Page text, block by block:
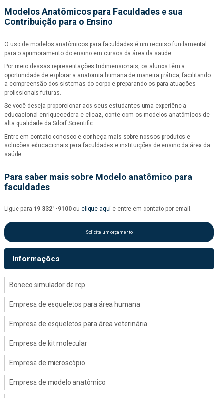
Modelos Anatômicos para Faculdades e sua
Contribuição para o Ensino
O uso de modelos anatômicos para faculdades é um recurso fundamental
para o aprimoramento do ensino em cursos da área da saúde.
Por meio dessas representações tridimensionais, os alunos têm a
oportunidade de explorar a anatomia humana de maneira prática, facilitando
a compreensão dos sistemas do corpo e preparando-os para atuações
profissionais futuras.
Se você deseja proporcionar aos seus estudantes uma experiência
educacional enriquecedora e eficaz, conte com os modelos anatômicos de
alta qualidade da Sdorf Scientific.
Entre em contato conosco e conheça mais sobre nossos produtos e
soluções educacionais para faculdades e instituições de ensino da área da
saúde.
Para saber mais sobre Modelo anatômico para
faculdades
Ligue para 19 3321-9100 ou clique aqui e entre em contato por email.
Solicite um orçamento
Informações
Boneco simulador de rcp
Empresa de esqueletos para área humana
Empresa de esqueletos para área veterinária
Empresa de kit molecular
Empresa de microscópio
Empresa de modelo anatômico